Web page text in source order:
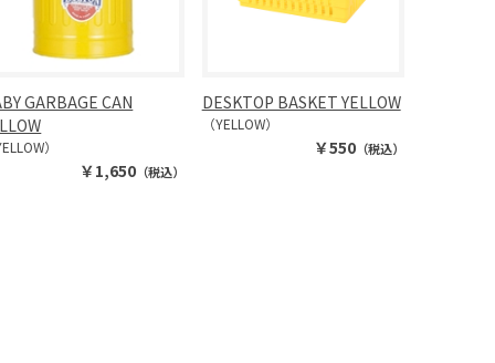
GARBAGE CAN
）
￥1,650（税込）
DESKTOP BASKET YELLOW
（YELLOW）
￥550（税込）